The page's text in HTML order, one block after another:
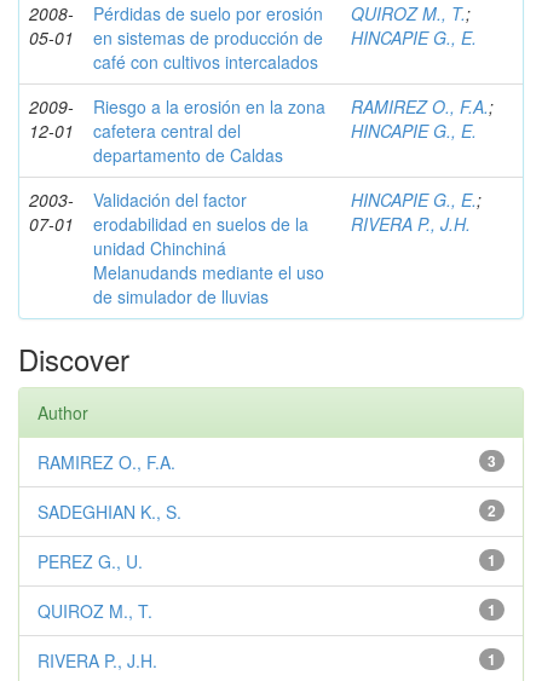
2008-
05-01
Pérdidas de suelo por erosión
en sistemas de producción de
café con cultivos intercalados
QUIROZ M., T.;
HINCAPIE G., E.
2009-
12-01
Riesgo a la erosión en la zona
cafetera central del
departamento de Caldas
RAMIREZ O., F.A.;
HINCAPIE G., E.
2003-
07-01
Validación del factor
erodabilidad en suelos de la
unidad Chinchiná
Melanudands mediante el uso
de simulador de lluvias
HINCAPIE G., E.;
RIVERA P., J.H.
Discover
Author
3
RAMIREZ O., F.A.
2
SADEGHIAN K., S.
1
PEREZ G., U.
1
QUIROZ M., T.
1
RIVERA P., J.H.